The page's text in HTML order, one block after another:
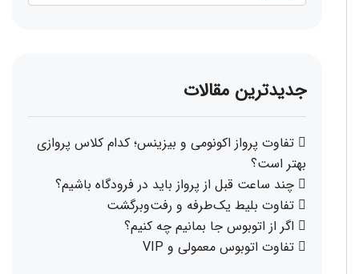
جدیدترین مقالات
تفاوت پرواز اکونومی و بیزینس؛ کدام کلاس پروازی
بهتر است؟
چند ساعت قبل از پرواز باید در فرودگاه باشیم؟
تفاوت بلیط یک‌طرفه و رفت‌وبرگشت
اگر از اتوبوس جا بمانیم چه کنیم؟
تفاوت اتوبوس معمولی و VIP